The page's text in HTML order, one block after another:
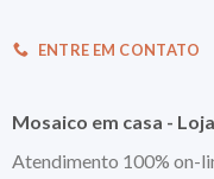
ENTRE EM CONTATO
Mosaico em casa -
Atendimento 100% on-